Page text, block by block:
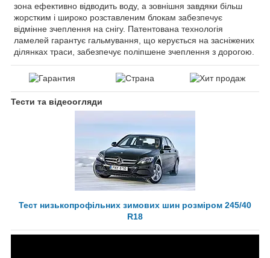
зона ефективно відводить воду, а зовнішня завдяки більш
жорстким і широко розставленим блокам забезпечує
відмінне зчеплення на снігу. Патентована технологія
ламелей гарантує гальмування, що керується на засніжених
ділянках траси, забезпечує поліпшене зчеплення з дорогою.
Тести та відеоогляди
Тест низькопрофільних зимових шин розміром 245/40
R18